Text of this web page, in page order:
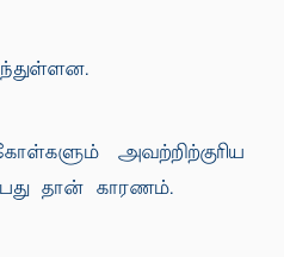
அவற்றிற்குரிய
தான் காரணம்.